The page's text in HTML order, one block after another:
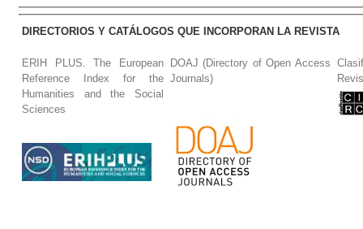
DIRECTORIOS Y CATÁLOGOS QUE INCORPORAN LA REVISTA
ERIH PLUS. The European
Reference Index for the
Humanities and the Social
Sciences
DOAJ (Directory of Open Access
Journals)